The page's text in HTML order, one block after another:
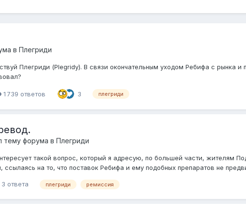
в Плегриди
Плегриди (Plegridy). В связи окончательным уходом Ребифа с рынка
1 739 ответов 3 плегриди
тему форума в Плегриди
такой вопрос, который я адресую, по большей части, жителям
ссылаясь на то, что поставок Ребифа и ему подобных препаратов не
3 ответа плегриди ремиссия